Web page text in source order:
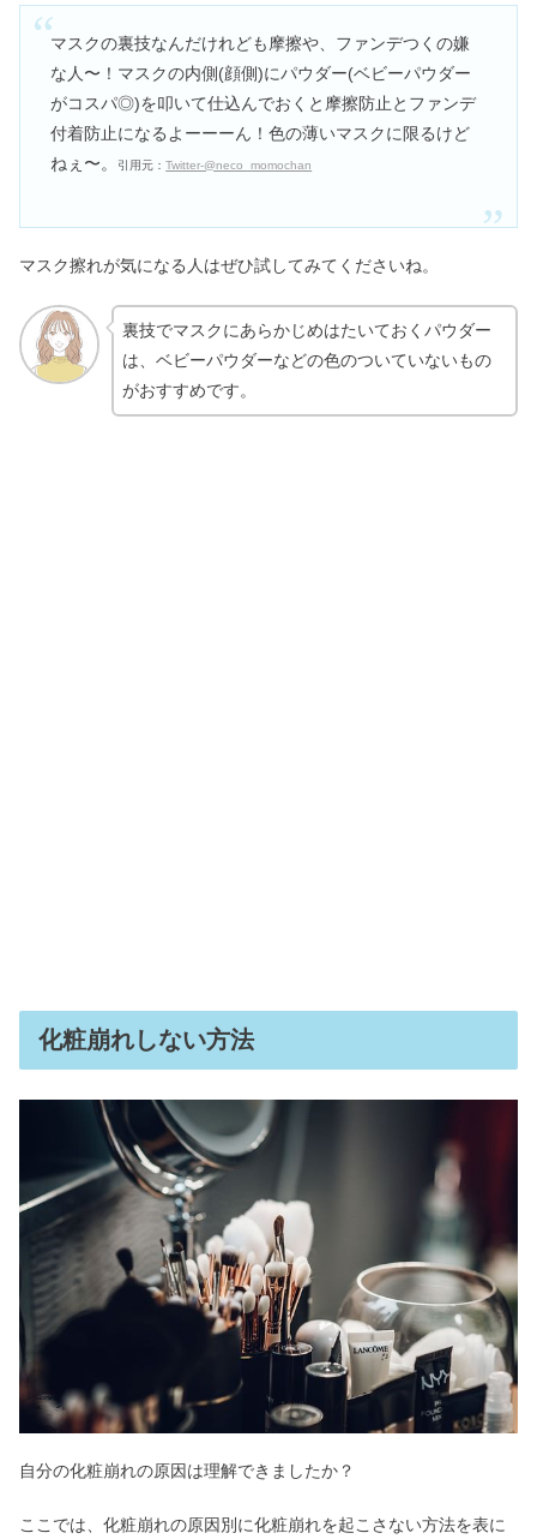
マスクの裏技なんだけれども摩擦や、ファンデつくの嫌
な人〜！マスクの内側(顔側)にパウダー(ベビーパウダー
がコスパ◎)を叩いて仕込んでおくと摩擦防止とファンデ
付着防止になるよーーーん！色の薄いマスクに限るけど
ねぇ〜。
引用元：Twitter‐@neco_momochan
マスク擦れが気になる人はぜひ試してみてくださいね。
裏技でマスクにあらかじめはたいておくパウダー
は、ベビーパウダーなどの色のついていないもの
がおすすめです。
化粧崩れしない方法
自分の化粧崩れの原因は理解できましたか？
ここでは、化粧崩れの原因別に化粧崩れを起こさない方法を表に